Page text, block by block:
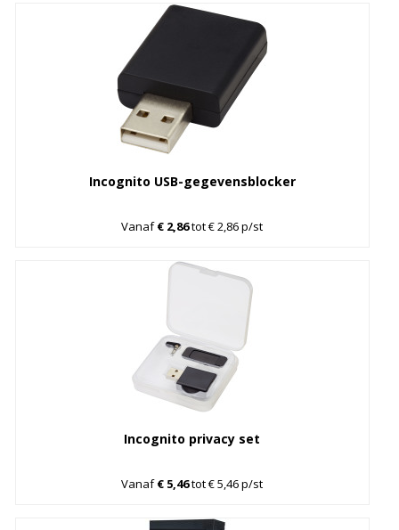
Incognito USB-gegevensblocker
Vanaf€ 2,86tot € 2,86 p/st
Incognito privacy set
Vanaf€ 5,46tot € 5,46 p/st